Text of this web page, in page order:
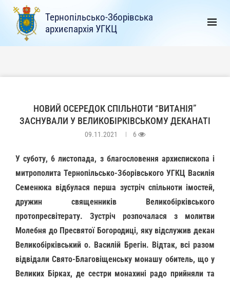
Тернопільсько-Зборівська
архиєпархія УГКЦ
НОВИЙ ОСЕРЕДОК СПІЛЬНОТИ “ВИТАНІЯ”
ЗАСНУВАЛИ У ВЕЛИКОБІРКІВСЬКОМУ ДЕКАНАТІ
09.11.2021 6
У суботу, 6 листопада, з благословення архиєпископа і
митрополита Тернопільсько-Зборівського УГКЦ Василія
Семенюка відбулася перша зустріч спільноти імостей,
дружин священників Великобірківського
протопресвітерату. Зустріч розпочалася з молитви
Молебня до Пресвятої Богородиці, яку відслужив декан
Великобірківський о. Василій Брегін. Відтак, всі разом
відвідали Свято-Благовіщенську монашу обитель, що у
Великих Бірках, де сестри монахині радо прийняли та